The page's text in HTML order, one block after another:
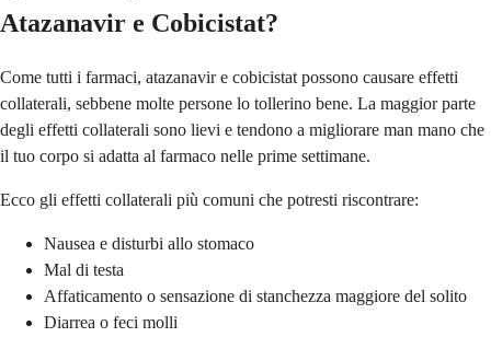
Atazanavir e Cobicistat?
Come tutti i farmaci, atazanavir e cobicistat possono causare effetti
collaterali, sebbene molte persone lo tollerino bene. La maggior parte
degli effetti collaterali sono lievi e tendono a migliorare man mano che
il tuo corpo si adatta al farmaco nelle prime settimane.
Ecco gli effetti collaterali più comuni che potresti riscontrare:
Nausea e disturbi allo stomaco
Mal di testa
Affaticamento o sensazione di stanchezza maggiore del solito
Diarrea o feci molli